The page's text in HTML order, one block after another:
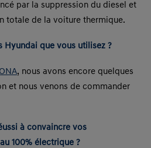
par la suppression du diesel et
totale de la voiture thermique.
Hyundai que vous utilisez ?
, nous avons encore quelques
et nous venons de commander
à convaincre vos
100% électrique ?